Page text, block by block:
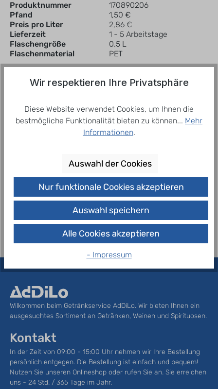
Produktnummer
170890206
Pfand
1,50 €
Preis pro Liter
2,86 €
Lieferzeit
1 - 5 Arbeitstage
Flaschengröße
0.5 L
Flaschenmaterial
PET
Trey In den Warenkorb
Zum Merkzettel hinzufügen
Fruchtgehalt 35 Prozent Zutaten Natürliches
Ensinger Mineralwasser, Traubendirektsaft (23%)
aus Ensingen, Quittendirektsaft…Mehr
Wilkommen beim Getränkservice AdDiLo. Wir bieten Ihnen ein
ausgesuchtes Sortiment an Getränken, Weinen und Spirituosen.
Kontakt
In der Zeit von 09:00 - 15:00 Uhr nehmen wir Ihre Bestellung
persönlich entgegen. Die Bestellung ist einfach und bequem!
Nutzen Sie unseren Onlineshop oder rufen Sie an. Sie erreichen
uns - 24 Std. / 365 Tage im Jahr.
Wir respektieren Ihre Privatsphäre
Diese Website verwendet Cookies, um Ihnen die
bestmögliche Funktionalität bieten zu können... Mehr
Informationen.
Auswahl der Cookies
Nur funktionale Cookies akzeptieren
Auswahl speichern
Alle Cookies akzeptieren
- Impressum